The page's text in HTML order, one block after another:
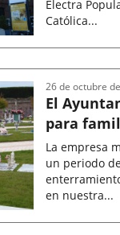
Electra
Católica...
El
para
La empresa
un periodo
en nuestra...
26 de octubre